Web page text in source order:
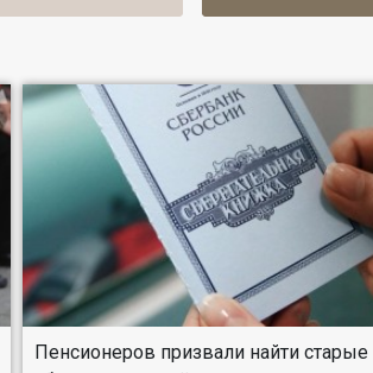
Пенсионеров призвали найти старые